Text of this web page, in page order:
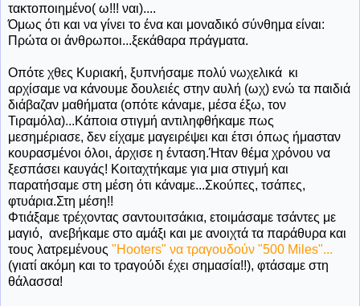
τακτοποιημένο( ω!!! ναι)....
Όμως ότι και να γίνει το ένα και μοναδικό σύνθημα είναι:
Πρώτα οι άνθρωποι...ξεκάθαρα πράγματα.
Οπότε χθες Κυριακή, ξυπνήσαμε πολύ νωχελικά κι
αρχίσαμε να κάνουμε δουλειές στην αυλή (ωχ) ενώ τα παιδιά
διάβαζαν μαθήματα (οπότε κάναμε, μέσα έξω, τον
Τιραμόλα)...Κάποια στιγμή αντιληφθήκαμε πως
μεσημέριασε, δεν είχαμε μαγειρέψει και έτσι όπως ήμασταν
κουρασμένοι όλοι, άρχισε η ένταση.Ήταν θέμα χρόνου να
ξεσπάσει καυγάς! Κοιταχτήκαμε για μια στιγμή και
παρατήσαμε στη μέση ότι κάναμε...Σκούπες, τσάπες,
φτυάρια.Στη μέση!!
Φτιάξαμε τρέχοντας σαντουιτσάκια, ετοιμάσαμε τσάντες με
μαγιό, ανεβήκαμε στο αμάξι και με ανοιχτά τα παράθυρα και
τους λατρεμένους "Hooters" να τραγουδούν "500 Miles"...
(γιατί ακόμη και το τραγούδι έχει σημασία!!), φτάσαμε στη
θάλασσα!